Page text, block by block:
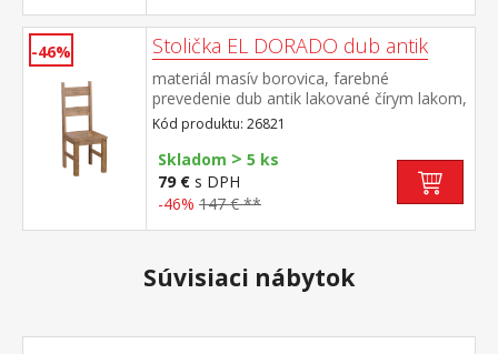
-46% Stolička EL DORADO dub antik
materiál masív borovica, farebné
prevedenie dub antik lakované čírym lakom,
vlis drevenej štruktúry súčasť zostavy EL
DORADO
Kód produktu: 26821
Skladom > 5 ks
79 € s DPH
-46% 147 € **
Súvisiaci nábytok